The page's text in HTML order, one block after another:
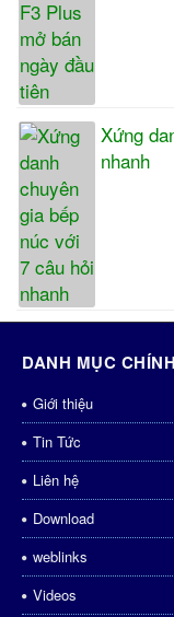
Xứng
nhanh
DANH MỤC CHÍNH
Giới thiệu
Tin Tức
Liên hệ
Download
weblinks
Videos